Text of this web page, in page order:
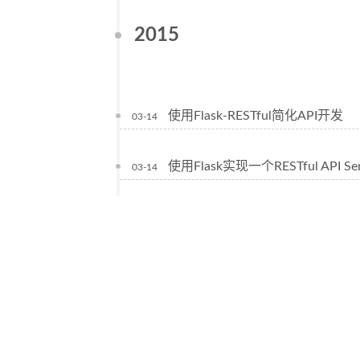
2015
03-14 使用Flask-RESTful简化API开发
03-14 使用Flask实现一个RESTful API